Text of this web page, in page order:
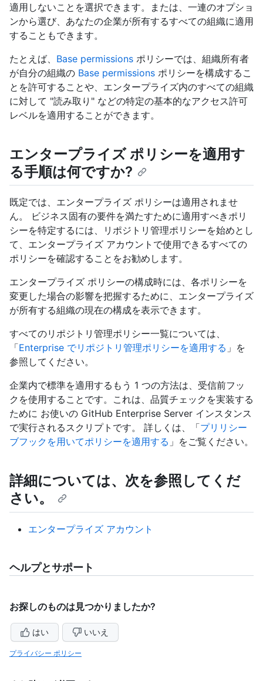
適用しないことを選択できます。または、一連のオプショ
ンから選び、あなたの企業が所有するすべての組織に適用
することもできます。
たとえば、 Base permissions ポリシーでは、組織所有者
が自分の組織の Base permissions ポリシーを構成するこ
とを許可することや、エンタープライズ内のすべての組織
に対して "読み取り" などの特定の基本的なアクセス許可
レベルを適用することができます。
エンタープライズ ポリシーを適用す
る手順は何ですか?
既定では、エンタープライズ ポリシーは適用されませ
ん。 ビジネス固有の要件を満たすために適用すべきポリ
シーを特定するには、リポジトリ管理ポリシーを始めとし
て、エンタープライズ アカウントで使用できるすべての
ポリシーを確認することをお勧めします。
エンタープライズ ポリシーの構成時には、各ポリシーを
変更した場合の影響を把握するために、エンタープライズ
が所有する組織の現在の構成を表示できます。
すべてのリポジトリ管理ポリシー一覧については、
「Enterprise でリポジトリ管理ポリシーを適用する 」を
参照してください。
企業内で標準を適用するもう 1 つの方法は、受信前フッ
クを使用することです。これは、品質チェックを実装する
ために お使いの GitHub Enterprise Server インスタンス
で実行されるスクリプトです。 詳しくは、「プリリシー
ブフックを用いてポリシーを適用する 」をご覧ください。
詳細については、次を参照してくだ
さい。
エンタープライズ アカウント
ヘルプとサポート
お探しのものは見つかりましたか?
はい いいえ
プライバシー ポリシー